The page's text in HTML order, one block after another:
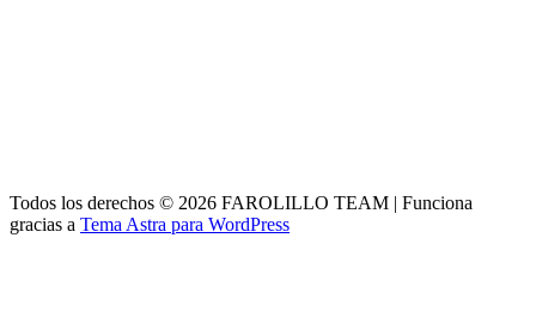
Todos los derechos © 2026 FAROLILLO TEAM | Funciona
gracias a Tema Astra para WordPress